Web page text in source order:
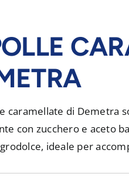
caramellate di Demetra
con zucchero e aceto
ideale per